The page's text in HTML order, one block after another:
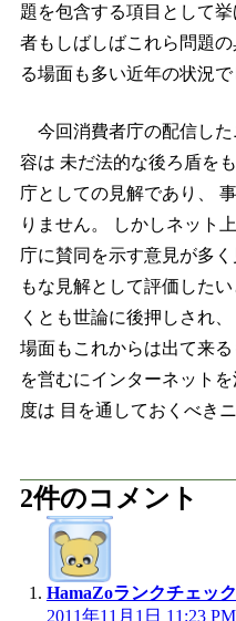
題を包含する項目として
者もしばしばこれら問題
る場面も多い近年の状況で
今回消費者庁の配信し
容は 未だ法的な後ろ盾を
庁としての見解であり、
りません。 しかしネット
庁に賛同を示す意見が多
もな見解として評価した
くとも世論に後押しされ
場面もこれからは出て来
を営むにインターネット
度は 目を通しておくべき
2件のコメント
HamaZoランクチェッ
2011年11月1日 11:23 PM